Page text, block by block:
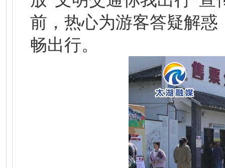
前，热心为游客答疑解
畅出行。